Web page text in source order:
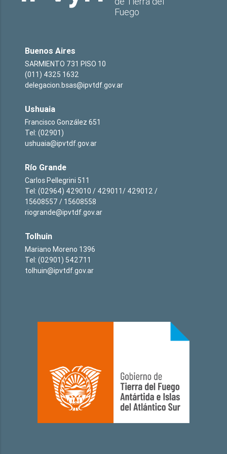
Fuego
Buenos Aires
SARMIENTO 731 PISO 10
(011) 4325 1632
delegacion.bsas@ipvtdf.gov.ar
Ushuaia
Francisco González 651
Tel: (02901)
ushuaia@ipvtdf.gov.ar
Río Grande
Carlos Pellegrini 511
Tel: (02964) 429010 / 429011/ 429012 /
15608557 / 15608558
riogrande@ipvtdf.gov.ar
Tolhuin
Mariano Moreno 1396
Tel: (02901) 542711
tolhuin@ipvtdf.gov.ar